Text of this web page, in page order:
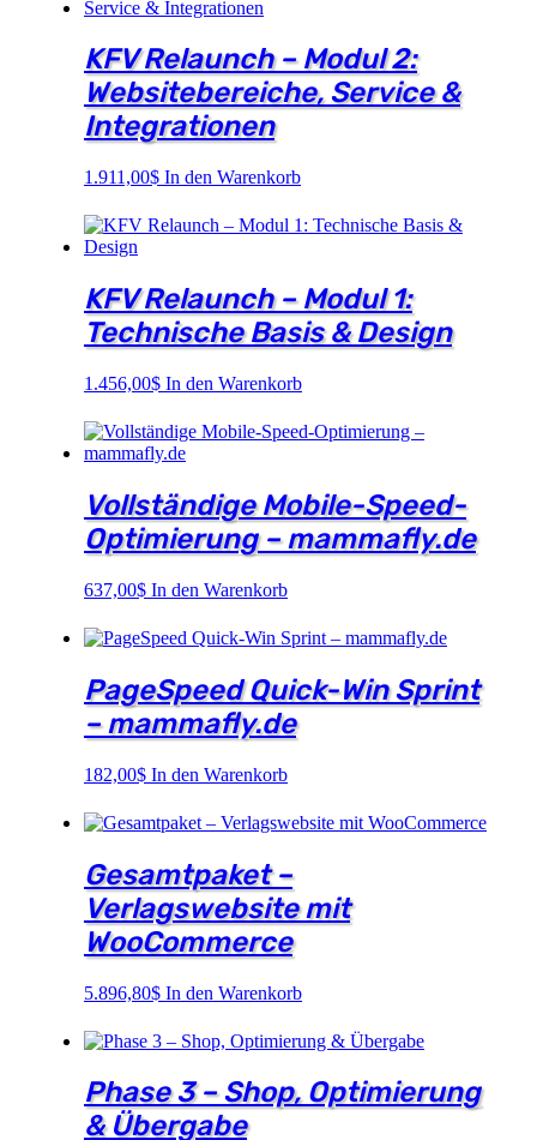
KFV Relaunch – Modul 2:
Websitebereiche, Service &
Integrationen
1.911,00$ In den Warenkorb
KFV Relaunch – Modul 1:
Technische Basis & Design
1.456,00$ In den Warenkorb
Vollständige Mobile-Speed-
Optimierung – mammafly.de
637,00$ In den Warenkorb
PageSpeed Quick-Win Sprint
– mammafly.de
182,00$ In den Warenkorb
Gesamtpaket –
Verlagswebsite mit
WooCommerce
5.896,80$ In den Warenkorb
Phase 3 – Shop, Optimierung
& Übergabe